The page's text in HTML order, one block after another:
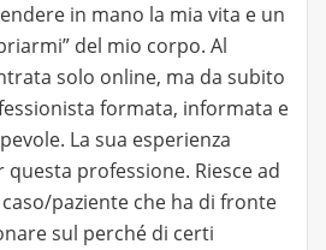
in mano la mia vita e un
del mio corpo. Al
solo online, ma da subito
formata, informata e
La sua esperienza
professione. Riesce ad
paziente che ha di fronte
sul perché di certi